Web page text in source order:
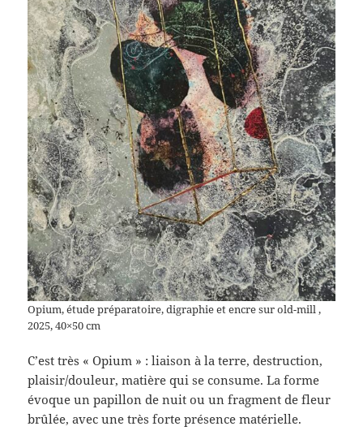
Opium, étude préparatoire, digraphie et encre sur old-mill ,
2025, 40×50 cm
C’est très « Opium » : liaison à la terre, destruction,
plaisir/douleur, matière qui se consume. La forme
évoque un papillon de nuit ou un fragment de fleur
brûlée, avec une très forte présence matérielle.